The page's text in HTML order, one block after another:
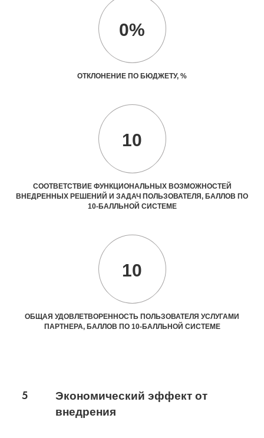
0%
ОТКЛОНЕНИЕ ПО БЮДЖЕТУ, %
10
СООТВЕТСТВИЕ ФУНКЦИОНАЛЬНЫХ ВОЗМОЖНОСТЕЙ
ВНЕДРЕННЫХ РЕШЕНИЙ И ЗАДАЧ ПОЛЬЗОВАТЕЛЯ, БАЛЛОВ ПО
10-БАЛЛЬНОЙ СИСТЕМЕ
10
ОБЩАЯ УДОВЛЕТВОРЕННОСТЬ ПОЛЬЗОВАТЕЛЯ УСЛУГАМИ
ПАРТНЕРА, БАЛЛОВ ПО 10-БАЛЛЬНОЙ СИСТЕМЕ
5
Экономический эффект от
внедрения